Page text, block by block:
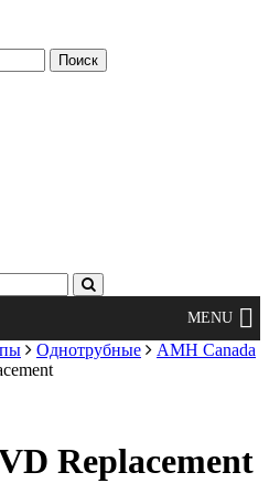
Однотрубные
AMH Canada
Replacement